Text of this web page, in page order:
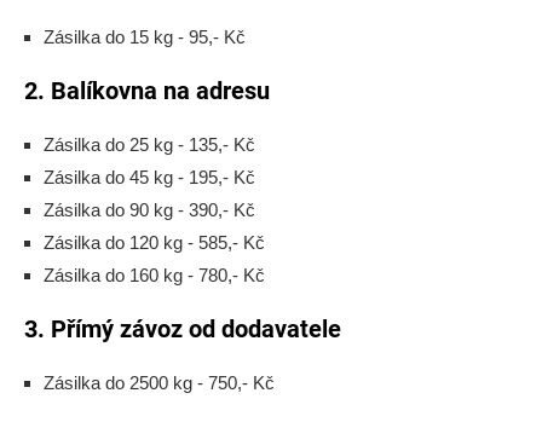
Zásilka do 15 kg - 95,- Kč
2. Balíkovna na adresu
Zásilka do 25 kg - 135,- Kč
Zásilka do 45 kg - 195,- Kč
Zásilka do 90 kg - 390,- Kč
Zásilka do 120 kg - 585,- Kč
Zásilka do 160 kg - 780,- Kč
3. Přímý závoz od dodavatele
Zásilka do 2500 kg - 750,- Kč